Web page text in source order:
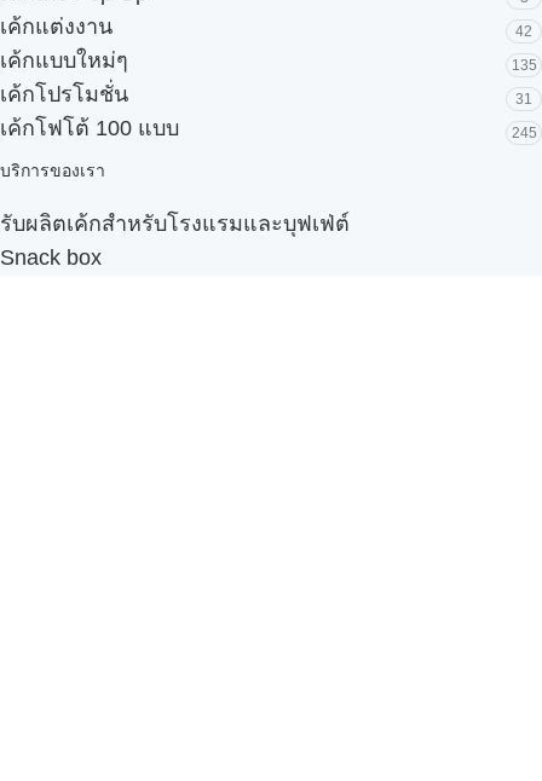
เค้กแต่งงาน 42
เค้กแบบใหม่ๆ 135
เค้กโปรโมชั่น 31
เค้กโฟโต้ 100 แบบ 245
บริการของเรา
รับผลิตเค้กสำหรับโรงแรมและบุฟเฟ่ต์
Snack box